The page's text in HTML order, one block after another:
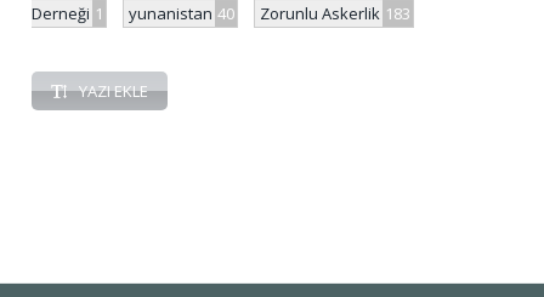
Derneği 1 yunanistan 40 Zorunlu Askerlik 183
YAZI EKLE